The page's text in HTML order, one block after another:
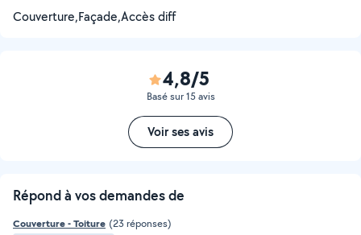
Couverture,Façade,Accès diff
4,8/5
Basé sur 15 avis
Voir ses avis
Répond à vos demandes de
Couverture - Toiture (23 réponses)